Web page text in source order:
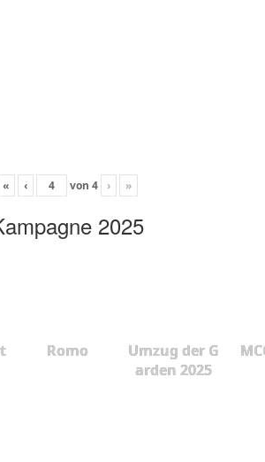
« ‹ von 4 › »
2025
Romo
Umzug der G
arden 2025